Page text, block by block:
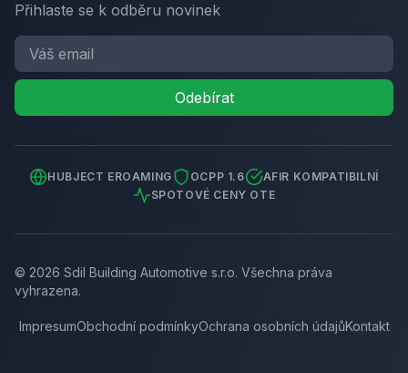
Přihlaste se k odběru novinek
Odebírat
HUBJECT EROAMING OCPP 1.6
AFIR KOMPATIBILNÍ
SPOTOVÉ CENY OTE
© 2026 Sdil Building Automotive s.r.o. Všechna práva
vyhrazena.
ImpresumObchodní podmínkyOchrana osobních údajůKontakt